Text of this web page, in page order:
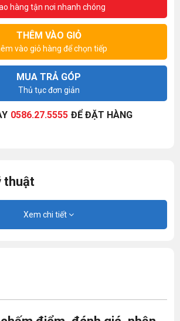
hàng tận nơi nhanh chóng
THÊM VÀO GIỎ
vào giỏ hàng để chọn tiếp
MUA TRẢ GÓP
Thủ tục đơn giản
0586.27.5555 ĐỂ ĐẶT HÀNG
thuật
Xem chi tiết